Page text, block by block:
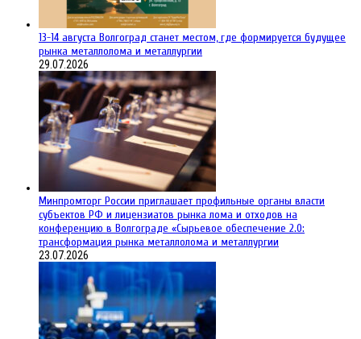
13-14 августа Волгоград станет местом, где формируется будущее
рынка металлолома и металлургии
29.07.2026
Минпромторг России приглашает профильные органы власти
субъектов РФ и лицензиатов рынка лома и отходов на
конференцию в Волгограде «Сырьевое обеспечение 2.0:
трансформация рынка металлолома и металлургии
23.07.2026